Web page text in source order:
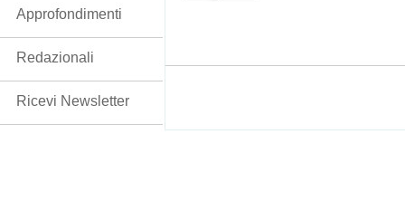
Approfondimenti
Redazionali
Ricevi Newsletter